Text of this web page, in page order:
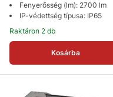
Fenyerősség (lm): 2700 lm
IP-védettség típusa: IP65
Raktáron 2 db
Kosárba